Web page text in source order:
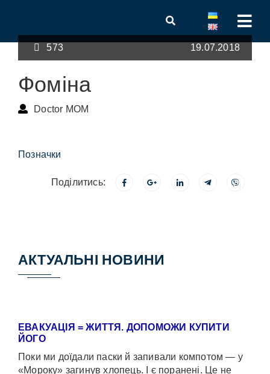
573 19.07.2018
Фоміна
Doctor MOM
Позначки
Поділитись:
АКТУАЛЬНІ НОВИНИ
ЕВАКУАЦІЯ = ЖИТТЯ. ДОПОМОЖИ КУПИТИ
ЙОГО
Поки ми доїдали паски й запивали компотом — у
«Мороку» загинув хлопець. І є поранені. Це не